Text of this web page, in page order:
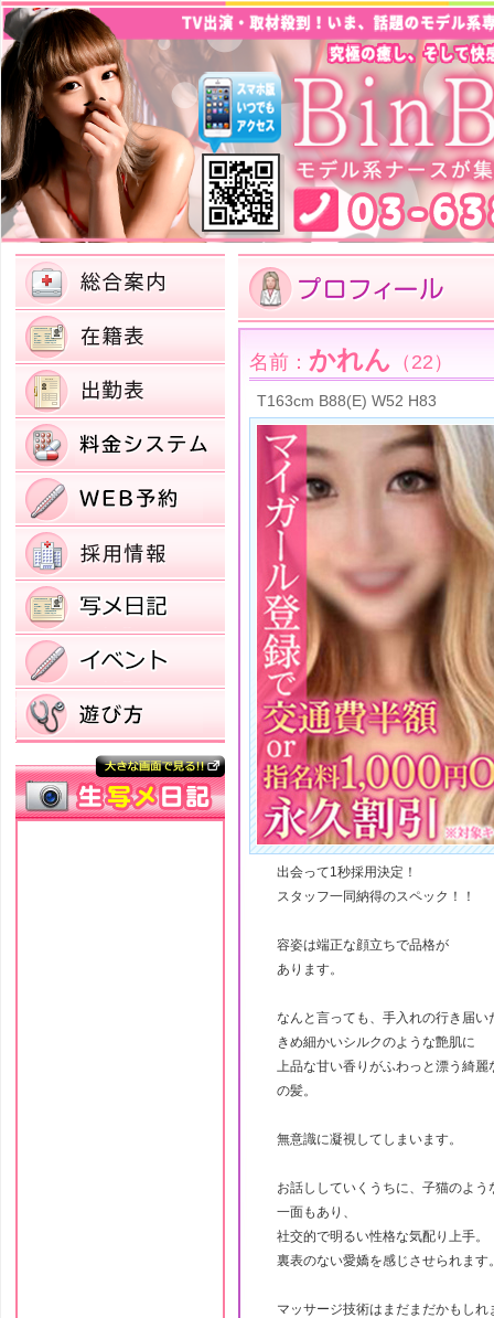
名前： かれん （22）
T163cm B88(E) W52 H83
出会って1秒採用決定！
スタッフ一同納得のスペック！！
容姿は端正な顔立ちで品格が
あります。
なんと言っても、手入れの行き届い
きめ細かいシルクのような艶肌に
上品な甘い香りがふわっと漂う綺麗
の髪。
無意識に凝視してしまいます。
お話ししていくうちに、子猫のよう
一面もあり、
社交的で明るい性格な気配り上手。
裏表のない愛嬌を感じさせられます
マッサージ技術はまだまだかもしれ